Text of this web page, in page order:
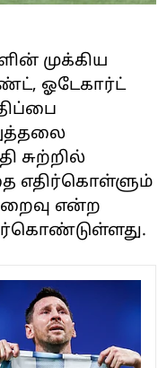
முக்கிய
ஓடேகார்ட்
சுற்றில்
எதிர்கொள்ளும்
என்ற